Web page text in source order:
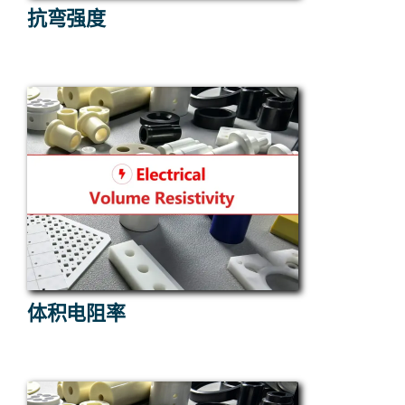
抗弯强度
体积电阻率